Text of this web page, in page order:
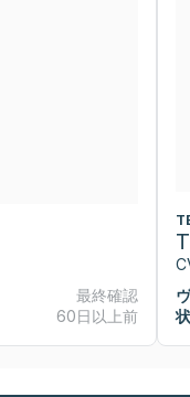
最終確認
60日以上前